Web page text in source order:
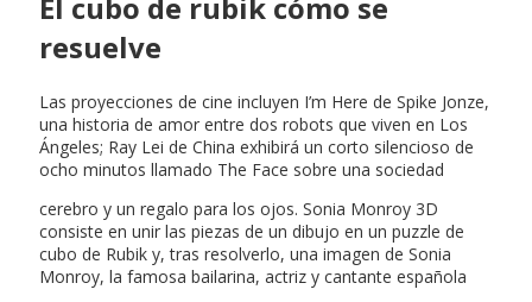
resuelve
Las proyecciones de cine incluyen I’m Here de Spike Jonze,
una historia de amor entre dos robots que viven en Los
Ángeles; Ray Lei de China exhibirá un corto silencioso de
ocho minutos llamado The Face sobre una sociedad
cerebro y un regalo para los ojos. Sonia Monroy 3D
consiste en unir las piezas de un dibujo en un puzzle de
cubo de Rubik y, tras resolverlo, una imagen de Sonia
Monroy, la famosa bailarina, actriz y cantante española